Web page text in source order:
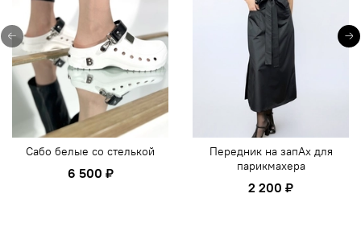
Сабо белые со стелькой
6 500 ₽
Передник на запАх для
парикмахера
2 200 ₽